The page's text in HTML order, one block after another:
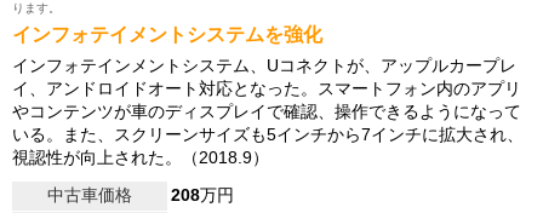
ります。
インフォテイメントシステムを強化
インフォテインメントシステム、Uコネクトが、アップルカープレ
イ、アンドロイドオート対応となった。スマートフォン内のアプリ
やコンテンツが車のディスプレイで確認、操作できるようになって
いる。また、スクリーンサイズも5インチから7インチに拡大され、
視認性が向上された。（2018.9）
中古車価格
208万円